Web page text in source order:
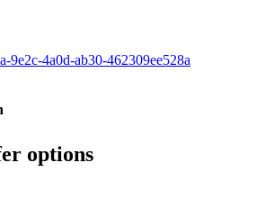
9e2c-4a0d-ab30-462309ee528a
options